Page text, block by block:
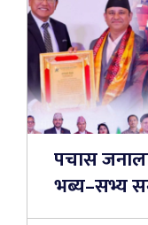
पचास
भब्य–सभ्य